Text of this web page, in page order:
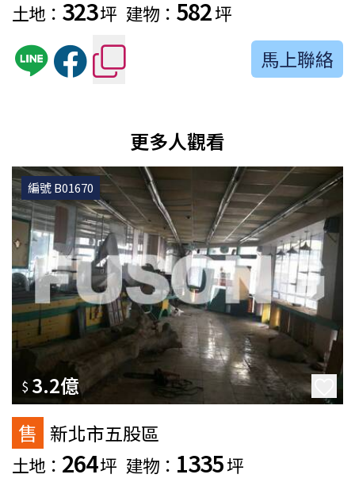
土地： 323坪 建物： 582坪
馬上聯絡
更多人觀看
編號 B01670
$ 3.2億
售 新北市五股區
土地： 264坪 建物： 1335坪